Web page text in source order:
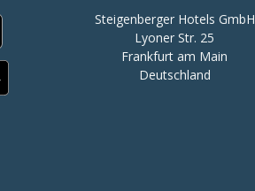
Steigenberger Hotels GmbH
Lyoner Str. 25
Frankfurt am Main
Deutschland